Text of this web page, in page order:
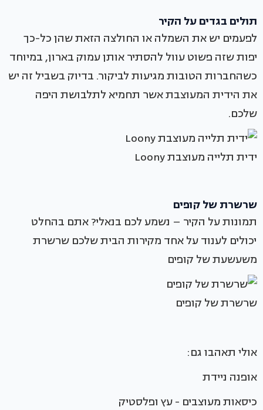
תולים בגדים על הקיר
לפעמים יש את השמלה או החולצה הזאת שהן כל-כך
יפות שזה פשוט עוול להסתיר אותן עמוק בארון, במיוחד
כשהחברות הטובות מגיעות לביקור. בדיוק בשביל זה יש
את הידית המעוצבת אשר תחמיא לתלבושת היפה
שלכם.
ידית תלייה מעוצבת Loony
שרשרת של קופים
תמונות על הקיר – נשמע לכם בנאלי? אתם בהחלט
יכולים לענוד על אחד מקירות הבית שלכם שרשרת
משעשעת של קופים
שרשרת של קופים
אולי תאהבו גם:
אופנה ניידת
כיסאות מעוצבים - עץ ופלסטיק